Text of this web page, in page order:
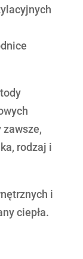
rodzaj i
i
ciepła.